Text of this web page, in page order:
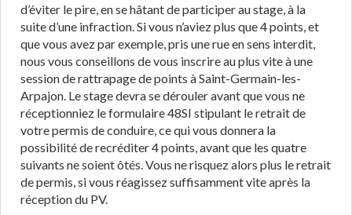
d’éviter le pire, en se hâtant de participer au stage, à la
suite d’une infraction. Si vous n’aviez plus que 4 points, et
que vous avez par exemple, pris une rue en sens interdit,
nous vous conseillons de vous inscrire au plus vite à une
session de rattrapage de points à Saint-Germain-les-
Arpajon. Le stage devra se dérouler avant que vous ne
réceptionniez le formulaire 48SI stipulant le retrait de
votre permis de conduire, ce qui vous donnera la
possibilité de recréditer 4 points, avant que les quatre
suivants ne soient ôtés. Vous ne risquez alors plus le retrait
de permis, si vous réagissez suffisamment vite après la
réception du PV.